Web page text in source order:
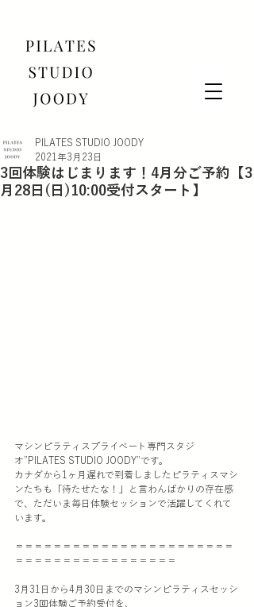
3回体験はじまります！4月分ご予約【3
月28日(日)10:00受付スタート】
PILATES STUDIO JOODY
2021年3月23日
マシンピラティスプライベート専門スタジ
オ”PILATES STUDIO JOODY”です。
カナダから1ヶ月遅れで到着しましたピラティスマシ
ンたちも「待たせたな！」と言わんばかりの存在感
で、ただいま毎日体験セッションで活躍してくれて
います。
＝＝＝＝＝＝＝＝＝＝＝＝＝＝＝＝＝＝＝＝＝＝＝
＝＝＝＝＝＝＝＝＝＝＝＝＝＝＝＝＝
3月31日から4月30日までのマシンピラティスセッシ
ョン3回体験ご予約受付を、